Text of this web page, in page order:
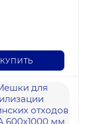
КУПИТЬ